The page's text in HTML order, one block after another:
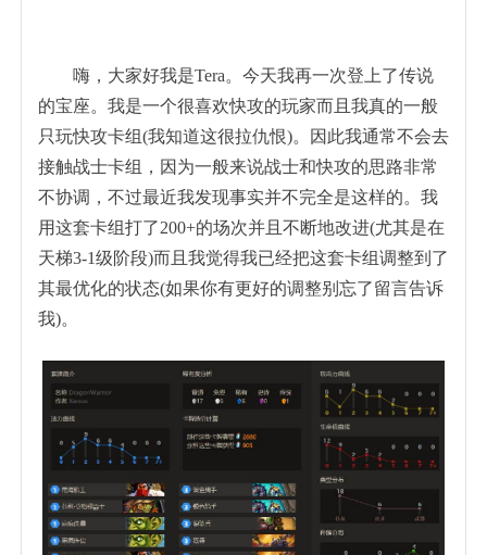
嗨，大家好我是Tera。今天我再一次登上了传说
的宝座。我是一个很喜欢快攻的玩家而且我真的一般
只玩快攻卡组(我知道这很拉仇恨)。因此我通常不会去
接触战士卡组，因为一般来说战士和快攻的思路非常
不协调，不过最近我发现事实并不完全是这样的。我
用这套卡组打了200+的场次并且不断地改进(尤其是在
天梯3-1级阶段)而且我觉得我已经把这套卡组调整到了
其最优化的状态(如果你有更好的调整别忘了留言告诉
我)。